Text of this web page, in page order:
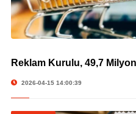
©
Reklam Kurulu, 49,7
2026-04-15 14:00:39